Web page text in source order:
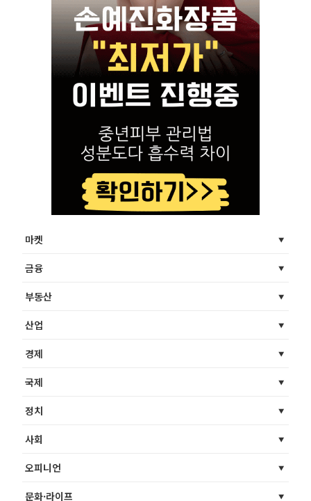
마켓
금융
부동산
산업
경제
국제
정치
사회
오피니언
문화·라이프